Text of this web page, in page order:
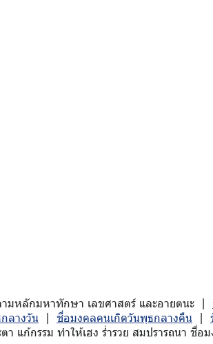
ามหลักมหาทักษา เลขศาสตร์ และอายตนะ |
ลางวัน | ชื่อมงคลคนเกิดวันพุธกลางคืน |
แก้กรรม ทำให้เฮง ร่ำรวย สมปรารถนา ชื่อม